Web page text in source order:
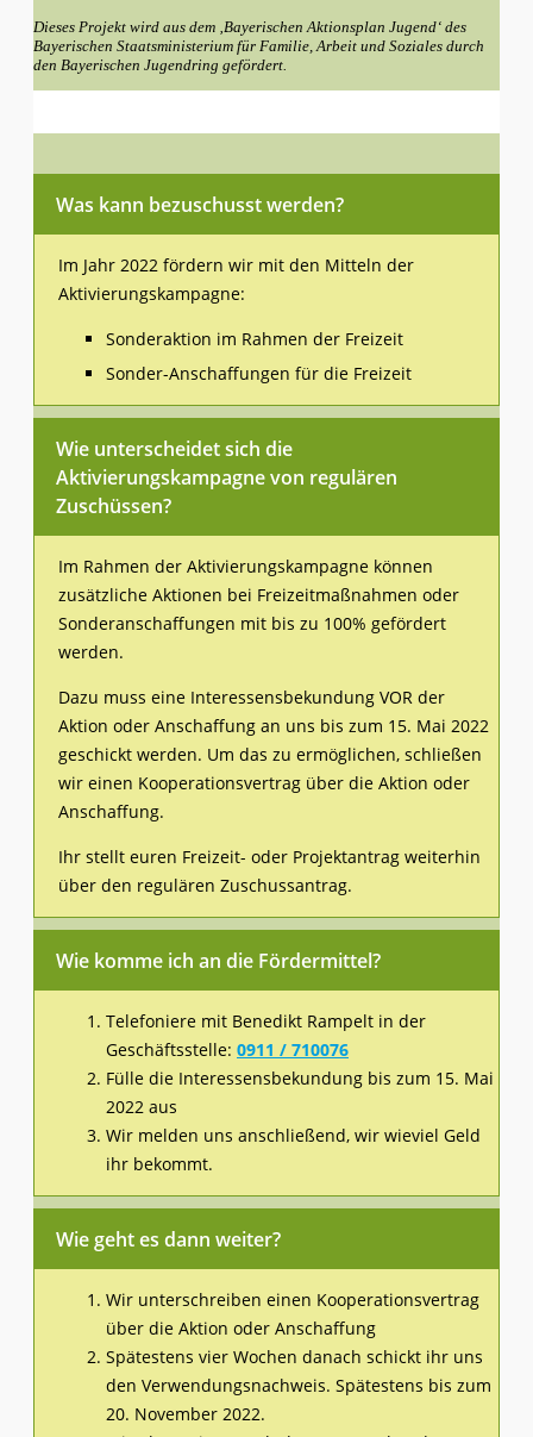
Dieses Projekt wird aus dem ‚Bayerischen Aktionsplan Jugend‘ des
Bayerischen Staatsministerium für Familie, Arbeit und Soziales durch
den Bayerischen Jugendring gefördert.
Was kann bezuschusst werden?
Im Jahr 2022 fördern wir mit den Mitteln der
Aktivierungskampagne:
Sonderaktion im Rahmen der Freizeit
Sonder-Anschaffungen für die Freizeit
Wie unterscheidet sich die
Aktivierungskampagne von regulären
Zuschüssen?
Im Rahmen der Aktivierungskampagne können
zusätzliche Aktionen bei Freizeitmaßnahmen oder
Sonderanschaffungen mit bis zu 100% gefördert
werden.
Dazu muss eine Interessensbekundung VOR der
Aktion oder Anschaffung an uns bis zum 15. Mai 2022
geschickt werden. Um das zu ermöglichen, schließen
wir einen Kooperationsvertrag über die Aktion oder
Anschaffung.
Ihr stellt euren Freizeit- oder Projektantrag weiterhin
über den regulären Zuschussantrag.
Wie komme ich an die Fördermittel?
Telefoniere mit Benedikt Rampelt in der
Geschäftsstelle: 0911 / 710076
Fülle die Interessensbekundung bis zum 15. Mai
2022 aus
Wir melden uns anschließend, wir wieviel Geld
ihr bekommt.
Wie geht es dann weiter?
Wir unterschreiben einen Kooperationsvertrag
über die Aktion oder Anschaffung
Spätestens vier Wochen danach schickt ihr uns
den Verwendungsnachweis. Spätestens bis zum
20. November 2022.